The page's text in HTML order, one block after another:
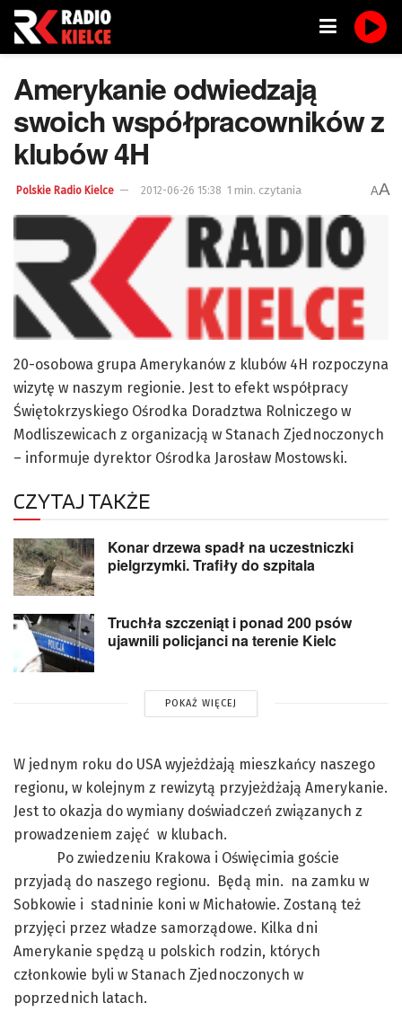
Amerykanie odwiedzają
swoich współpracowników z
klubów 4H
Polskie Radio Kielce 2012-06-26 15:38 1 min. czytania AA
20-osobowa grupa Amerykanów z klubów 4H rozpoczyna
wizytę w naszym regionie. Jest to efekt współpracy
Świętokrzyskiego Ośrodka Doradztwa Rolniczego w
Modliszewicach z organizacją w Stanach Zjednoczonych
– informuje dyrektor Ośrodka Jarosław Mostowski.
CZYTAJ TAKŻE
Konar drzewa spadł na uczestniczki
pielgrzymki. Trafiły do szpitala
Truchła szczeniąt i ponad 200 psów
ujawnili policjanci na terenie Kielc
POKAŻ WIĘCEJ
W jednym roku do USA wyjeżdżają mieszkańcy naszego
regionu, w kolejnym z rewizytą przyjeżdżają Amerykanie.
Jest to okazja do wymiany doświadczeń związanych z
prowadzeniem zajęć w klubach.
Po zwiedzeniu Krakowa i Oświęcimia goście
przyjadą do naszego regionu. Będą min. na zamku w
Sobkowie i stadninie koni w Michałowie. Zostaną też
przyjęci przez władze samorządowe. Kilka dni
Amerykanie spędzą u polskich rodzin, których
członkowie byli w Stanach Zjednoczonych w
poprzednich latach.